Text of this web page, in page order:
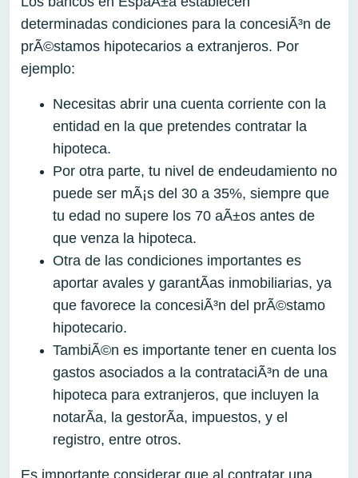
determinadas condiciones para la concesiÃ³n de
prÃ©stamos hipotecarios a extranjeros. Por
ejemplo:
Necesitas abrir una cuenta corriente con la
entidad en la que pretendes contratar la
hipoteca.
Por otra parte, tu nivel de endeudamiento no
puede ser mÃ¡s del 30 a 35%, siempre que
tu edad no supere los 70 aÃ±os antes de
que venza la hipoteca.
Otra de las condiciones importantes es
aportar avales y garantÃ­as inmobiliarias, ya
que favorece la concesiÃ³n del prÃ©stamo
hipotecario.
TambiÃ©n es importante tener en cuenta los
gastos asociados a la contrataciÃ³n de una
hipoteca para extranjeros, que incluyen la
notarÃ­a, la gestorÃ­a, impuestos, y el
registro, entre otros.
Es importante considerar que al contratar una